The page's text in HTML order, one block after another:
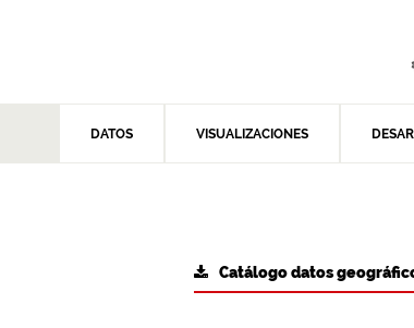
DATOS VISUALIZACIONES
Catálogo datos